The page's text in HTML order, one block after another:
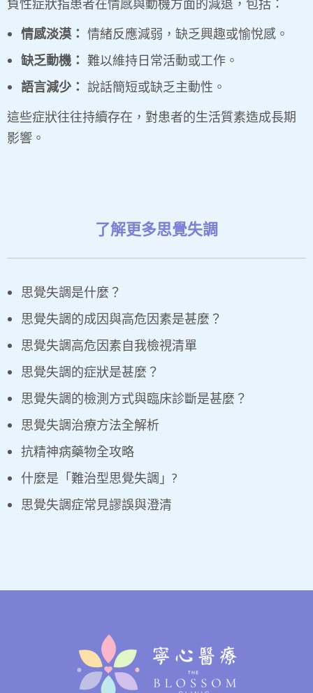
負性症狀指患者在情感與動機方面的減退，包括：
情感淡漠： 情緒反應減弱，缺乏興趣或愉悅感。
缺乏動機： 難以維持日常活動或工作。
語言減少： 說話簡短或缺乏主動性。
這些症狀往往持續存在，對患者的生活質素造成長期
影響。
了解更多思覺失調
思覺失調是什麼？
思覺失調的成因與高危因素是甚麼？
思覺失調高危因素自我檢視清單
思覺失調的症狀是甚麼？
思覺失調的檢測方式與臨床診斷是甚麼？
思覺失調治療方法全解析
抗精神病藥物全攻略
什麼是「難治型思覺失調」?
思覺失調症常見謬誤與澄清